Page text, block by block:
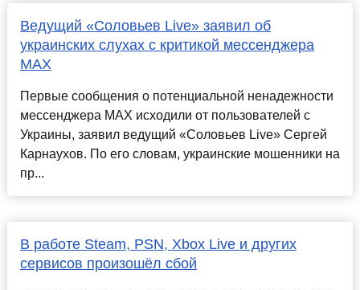
Ведущий «Соловьев Live» заявил об
украинских слухах с критикой мессенджера
MAX
Первые сообщения о потенциальной ненадежности
мессенджера MAX исходили от пользователей с
Украины, заявил ведущий «Соловьев Live» Сергей
Карнаухов. По его словам, украинские мошенники на
пр...
В работе Steam, PSN, Xbox Live и других
сервисов произошёл сбой